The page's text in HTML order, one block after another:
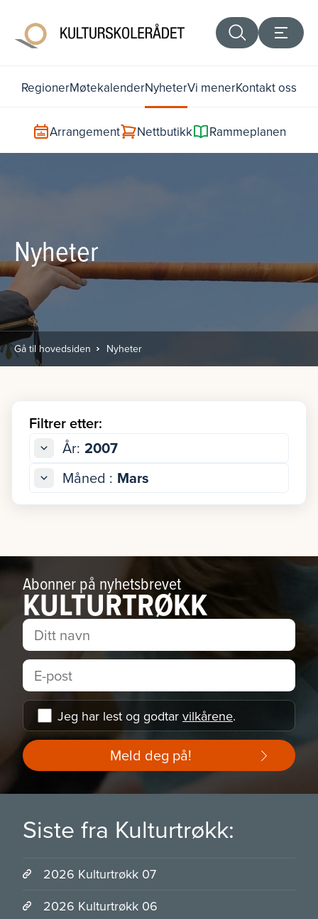
RegionerMøtekalenderNyheterVi menerKontakt oss
Arrangement Nettbutikk Rammeplanen
Nyheter
Gå til hovedsiden Nyheter
Filtrer etter:
År: 2007
Måned : Mars
Abonner på nyhetsbrevet
KULTURTRØKK
Jeg har lest og godtar vilkårene.
Meld deg på!
Siste fra Kulturtrøkk:
2026 Kulturtrøkk 07
2026 Kulturtrøkk 06